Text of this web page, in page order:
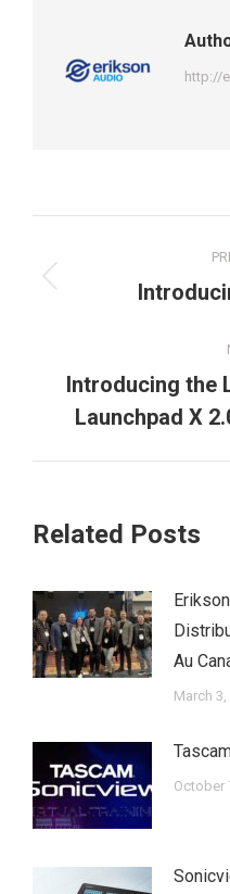
http://
navigation
Introducing the
Launchpad X
Related Posts
Au
March 3,
October